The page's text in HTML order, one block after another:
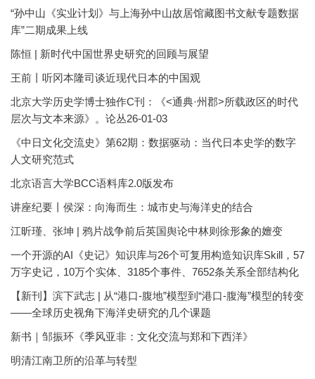
“孙中山《实业计划》与上海孙中山故居馆藏图书文献专题数据
库”二期成果上线
陈恒 | 新时代中国世界史研究的回顾与展望
王前丨听冈本隆司谈近现代日本的中国观
北京大学历史学博士独作C刊：《<通典·州郡>所载政区的时代
层次与文本来源》。论丛26-01-03
《中日文化交流史》第62期：数据驱动：当代日本史学的数字
人文研究范式
北京语言大学BCC语料库2.0版发布
讲座纪要丨侯深：向海而生：城市史与海洋史的结合
江昕瑾、张坤 | 鸦片战争前后英国舆论中林则徐形象的嬗变
一个开源的AI《史记》知识库与26个可复用构造知识库Skill，57
万字史记，10万个实体、3185个事件、7652条关系全部结构化
【新刊】滨下武志 | 从“港口-腹地”模型到“港口-腹海”模型的转变
——全球历史视角下海洋史研究的几个课题
新书｜邹振环《季风亚非：文化交流与郑和下西洋》
明清江南卫所的沿革与转型